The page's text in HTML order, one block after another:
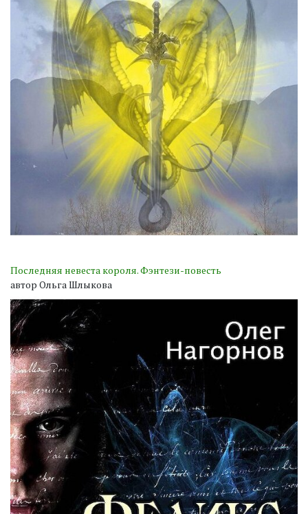
Последняя невеста короля. Фэнтези-повесть
автор Ольга Шлыкова